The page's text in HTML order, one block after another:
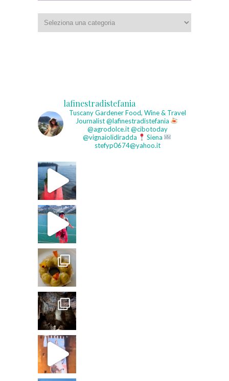
lafinestradistefania
Tuscany GardenerFood, Wine & Travel
Journalist@lafinestradistefania
@agrodolce.it @cibotoday
@vignaiolidiradda
Siena
stefyp0674@yahoo.it